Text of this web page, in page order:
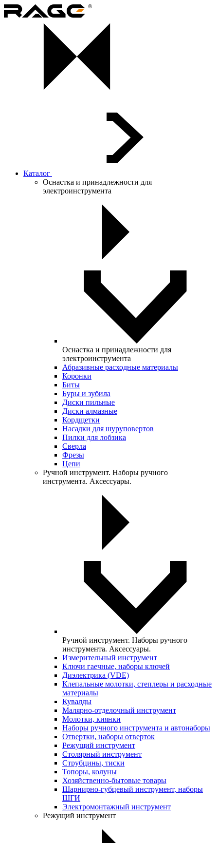
Каталог
Оснастка и принадлежности для
электроинструмента
Оснастка и принадлежности для
электроинструмента
Абразивные расходные материалы
Коронки
Биты
Буры и зубила
Диски пильные
Диски алмазные
Кордщетки
Насадки для шуруповертов
Пилки для лобзика
Сверла
Фрезы
Цепи
Ручной инструмент. Наборы ручного
инструмента. Аксессуары.
Ручной инструмент. Наборы ручного
инструмента. Аксессуары.
Измерительный инструмент
Ключи гаечные, наборы ключей
Диэлектрика (VDE)
Клепальные молотки, степлеры и расходные
материалы
Кувалды
Малярно-отделочный инструмент
Молотки, киянки
Наборы ручного инструмента и автонаборы
Отвертки, наборы отверток
Режущий инструмент
Столярный инструмент
Струбцины, тиски
Топоры, колуны
Хозяйственно-бытовые товары
Шарнирно-губцевый инструмент, наборы
ШГИ
Электромонтажный инструмент
Режущий инструмент